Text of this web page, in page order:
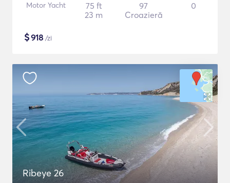
Motor Yacht
75 ft
23 m
97
Croazieră
0
$918 /zi
Ribeye 26